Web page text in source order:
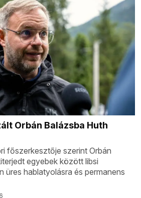
Orbán Balázsba Huth
főszerkesztője szerint Orbán
egyebek között libsi
üres hablatyolásra és permanens